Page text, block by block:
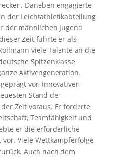
Daneben engagierte
der Leichtathletikabteilung
der männlichen Jugend
Zeit führte er als
viele Talente an die
Spitzenklasse
Aktivengeneration.
von innovativen
Stand der
Zeit voraus. Er forderte
Teamfähigkeit und
er die erforderliche
Viele Wettkampferfolge
Auch nach dem